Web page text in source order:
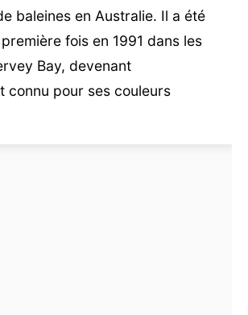
baleines en Australie. Il a été
fois en 1991 dans les
Bay, devenant
connu pour ses couleurs